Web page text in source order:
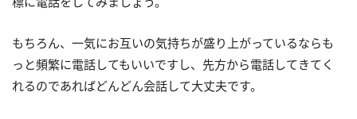
もちろん、一気にお互いの気持ちが盛り上がっているならも
っと頻繁に電話してもいいですし、先方から電話してきてく
れるのであればどんどん会話して大丈夫です。